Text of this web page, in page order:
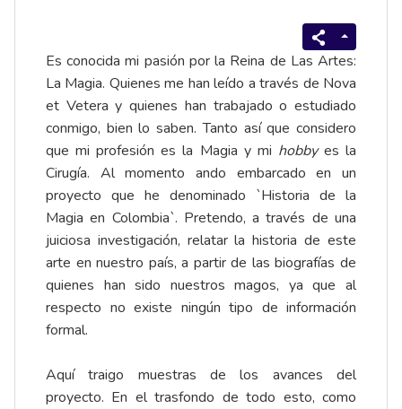
Es conocida mi pasión por la Reina de Las Artes:
La Magia. Quienes me han leído a través de Nova
et Vetera y quienes han trabajado o estudiado
conmigo, bien lo saben. Tanto así que considero
que mi profesión es la Magia y mi hobbyes la
Cirugía. Al momento ando embarcado en un
proyecto que he denominado `Historia de la
Magia en Colombia`. Pretendo, a través de una
juiciosa investigación, relatar la historia de este
arte en nuestro país, a partir de las biografías de
quienes han sido nuestros magos, ya que al
respecto no existe ningún tipo de información
formal.
Aquí traigo muestras de los avances del
proyecto. En el trasfondo de todo esto, como